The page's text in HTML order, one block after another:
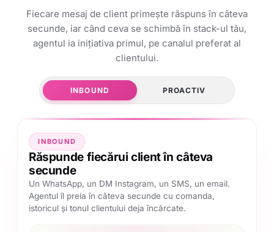
Fiecare mesaj de client primește răspuns în câteva
secunde, iar când ceva se schimbă în stack-ul tău,
agentul ia inițiativa primul, pe canalul preferat al
clientului.
INBOUND PROACTIV
INBOUND
Răspunde fiecărui client în câteva
secunde
Un WhatsApp, un DM Instagram, un SMS, un email.
Agentul îl preia în câteva secunde cu comanda,
istoricul și tonul clientului deja încărcate.